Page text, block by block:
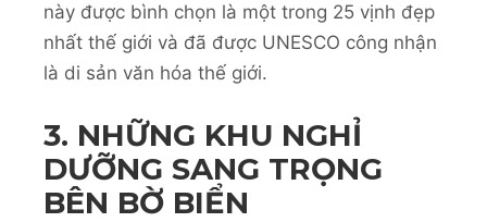
này được bình chọn là một trong 25 vịnh đẹp
nhất thế giới và đã được UNESCO công nhận
là di sản văn hóa thế giới.
3. NHỮNG KHU NGHỈ
DƯỠNG SANG TRỌNG
BÊN BỜ BIỂN